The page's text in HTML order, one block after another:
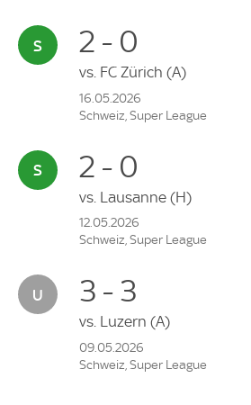
2 - 0
vs. FC Zürich (A)
16.05.2026
Schweiz, Super League
2 - 0
vs. Lausanne (H)
12.05.2026
Schweiz, Super League
3 - 3
vs. Luzern (A)
09.05.2026
Schweiz, Super League